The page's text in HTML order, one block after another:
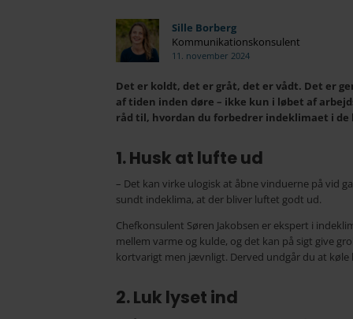
Sille Borberg
Kommunikationskonsulent
11. november 2024
Det er koldt, det er gråt, det er vådt. Det er
af tiden inden døre – ikke kun i løbet af
råd til, hvordan du forbedrer indeklimaet i de
1. Husk at lufte ud
– Det kan virke ulogisk at åbne vinduerne på vid
sundt indeklima, at der bliver luftet godt ud.
Chefkonsulent Søren Jakobsen er ekspert i
mellem varme og kulde, og det kan på sigt give
kortvarigt men jævnligt. Derved undgår du at
2. Luk lyset ind